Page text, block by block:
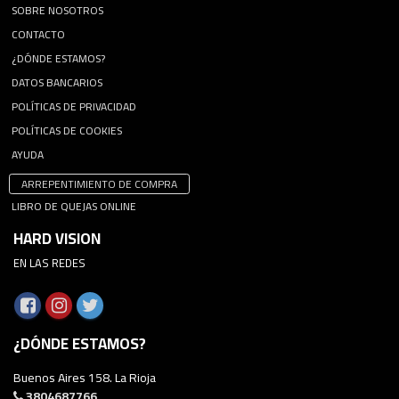
SOBRE NOSOTROS
CONTACTO
¿DÓNDE ESTAMOS?
DATOS BANCARIOS
POLÍTICAS DE PRIVACIDAD
POLÍTICAS DE COOKIES
AYUDA
ARREPENTIMIENTO DE COMPRA
LIBRO DE QUEJAS ONLINE
HARD VISION
EN LAS REDES
¿DÓNDE ESTAMOS?
Buenos Aires 158. La Rioja